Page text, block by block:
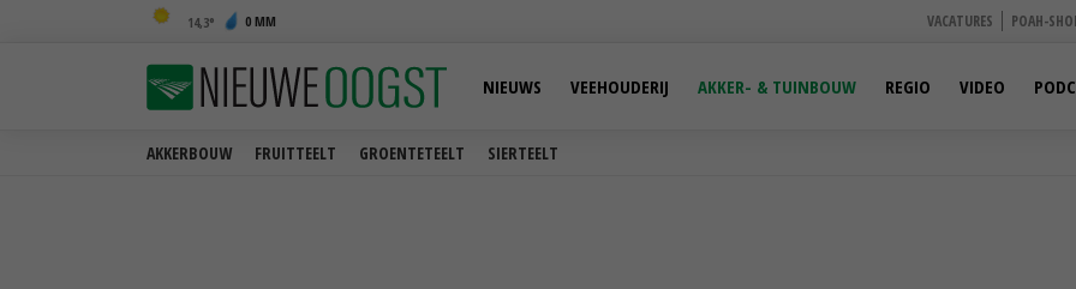
14,3 0 MM VACATURES POAH-
AKKERBOUW FRUITTEELT GROENTETEELT SIERTEELT
NIEUWS VEEHOUDERIJ AKKER- & TUINBOUW REGIO VIDEO